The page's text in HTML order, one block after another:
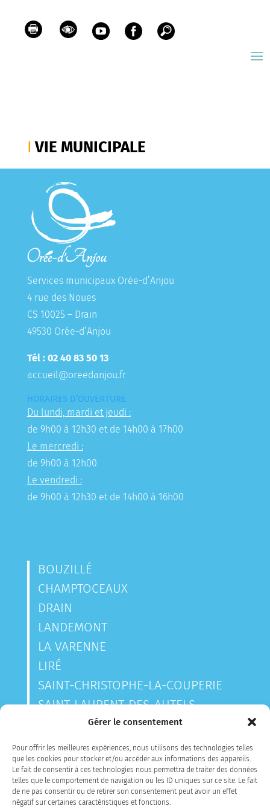
Gérer le consentement
Pour offrir les meilleures expériences, nous utilisons des technologies telles
que les cookies pour stocker et/ou accéder aux informations des appareils.
Le fait de consentir à ces technologies nous permettra de traiter des données
telles que le comportement de navigation ou les ID uniques sur ce site. Le fait
de ne pas consentir ou de retirer son consentement peut avoir un effet
négatif sur certaines caractéristiques et fonctions.
VIE MUNICIPALE
Services municipaux Orée-d’Anjou
4 rue des Noues
CS 10025 – Drain
49530 Orée-d’Anjou
Tél : 02 40 83 50 13
accueil@oreedanjou.fr
HORAIRES D’OUVERTURE
Du lundi, mardi et jeudi :
de 9h00 à 12h30 et de 14h00 à 17h00
Le mercredi :
de 9h00 à 12h00
Le vendredi :
de 9h00 à 12h30 et de 14h00 à 16h00
BOUZILLÉ
CHAMPTOCEAUX
DRAIN
LANDEMONT
LA VARENNE
LIRÉ
SAINT-CHRISTOPHE-LA-COUPERIE
SAINT-LAURENT-DES-AUTELS
SAINT-SAUVEUR-DE-LANDEMONT
CONTACTEZ-NOUS